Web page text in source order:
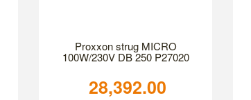
Proxxon strug MICRO
100W/230V DB 250 P27020
28,392.00